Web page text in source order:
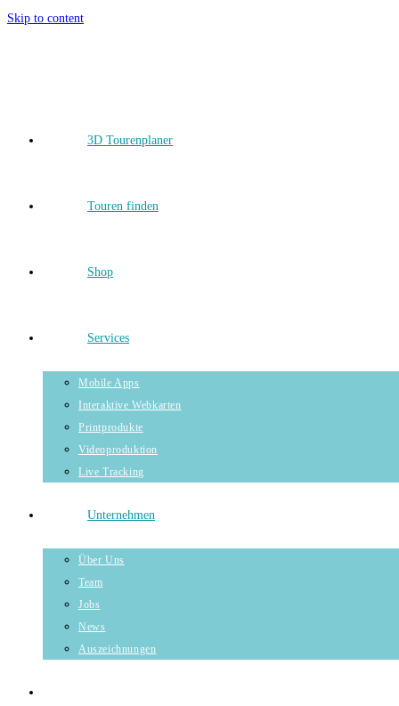
Skip to content
3D Tourenplaner
Touren finden
Shop
Services
Mobile Apps
Interaktive Webkarten
Printprodukte
Videoproduktion
Live Tracking
Unternehmen
Über Uns
Team
Jobs
News
Auszeichnungen